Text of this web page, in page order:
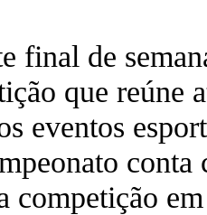
final de
que reúne
eventos
competição